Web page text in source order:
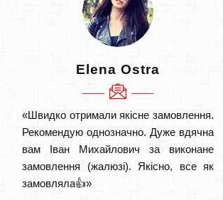
Elena Ostra
«Швидко отримали якісне замовлення.
Рекомендую однозначно. Дуже вдячна
вам Іван Михайлович за виконане
замовлення (жалюзі). Якісно, все як
замовляла👍»